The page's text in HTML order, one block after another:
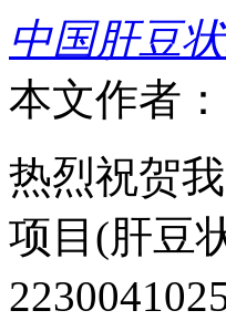
中国肝豆
本文作者
热烈祝贺
项目(肝豆